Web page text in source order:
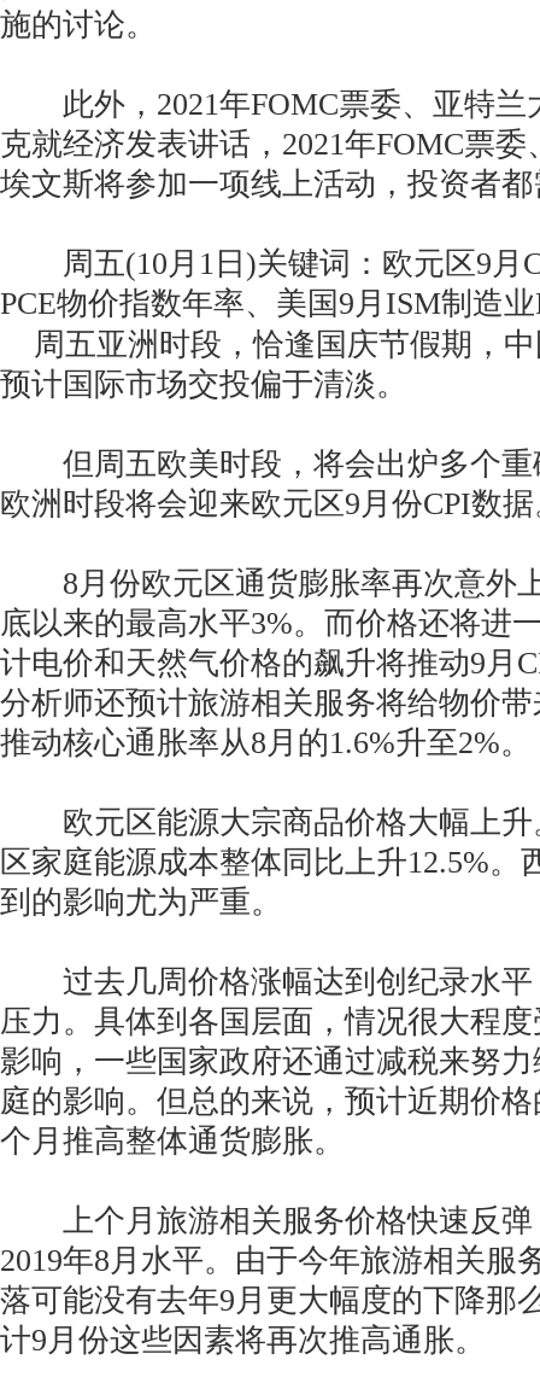
施的讨论。
此外，2021年FOMC票委、亚特兰
克就经济发表讲话，2021年FOMC票
埃文斯将参加一项线上活动，投资者
周五(10月1日)关键词：欧元区9月
PCE物价指数年率、美国9月ISM制造
周五亚洲时段，恰逢国庆节假期，
预计国际市场交投偏于清淡。
但周五欧美时段，将会出炉多个重
欧洲时段将会迎来欧元区9月份CPI数
8月份欧元区通货膨胀率再次意外
底以来的最高水平3%。而价格还将进
计电价和天然气价格的飙升将推动9月
分析师还预计旅游相关服务将给物价
推动核心通胀率从8月的1.6%升至2%。
欧元区能源大宗商品价格大幅上升
区家庭能源成本整体同比上升12.5%。
到的影响尤为严重。
过去几周价格涨幅达到创纪录水平
压力。具体到各国层面，情况很大程
影响，一些国家政府还通过减税来努
庭的影响。但总的来说，预计近期价
个月推高整体通货膨胀。
上个月旅游相关服务价格快速反弹
2019年8月水平。由于今年旅游相关服
落可能没有去年9月更大幅度的下降那
计9月份这些因素将再次推高通胀。